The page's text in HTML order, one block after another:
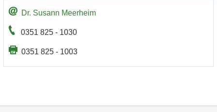
Dr. Su­sann Meer­heim
0351 825 - 1030
0351 825 - 1003